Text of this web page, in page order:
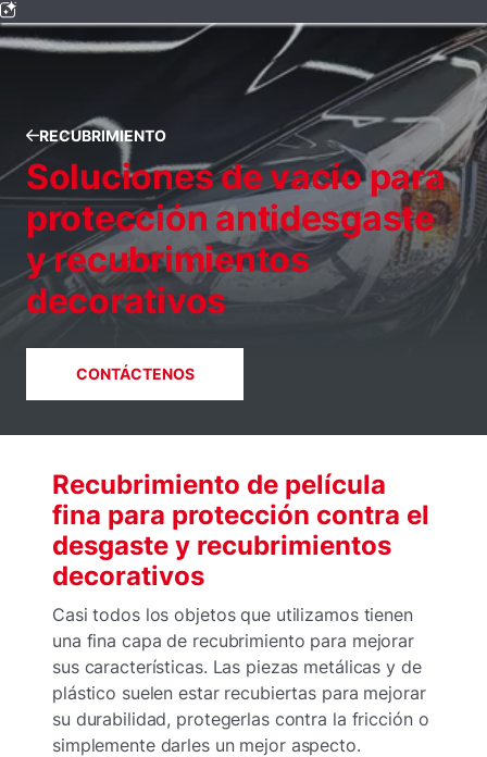
RECUBRIMIENTO
Soluciones de vacío para
protección antidesgaste
y recubrimientos
decorativos
CONTÁCTENOS
Recubrimiento de película
fina para protección contra el
desgaste y recubrimientos
decorativos
Casi todos los objetos que utilizamos tienen
una fina capa de recubrimiento para mejorar
sus características. Las piezas metálicas y de
plástico suelen estar recubiertas para mejorar
su durabilidad, protegerlas contra la fricción o
simplemente darles un mejor aspecto.